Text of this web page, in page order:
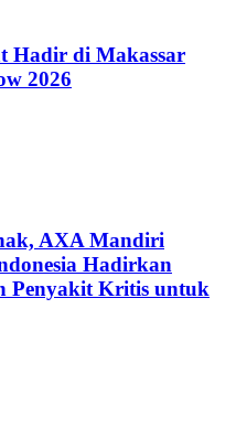
Hadir di Makassar
2026
AXA Mandiri
Hadirkan
Penyakit Kritis untuk